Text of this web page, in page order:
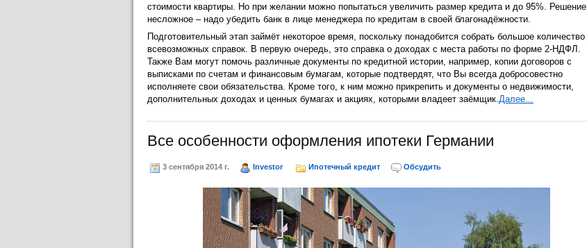
стоимости квартиры. Но при желании можно попытаться увеличить размер кредита и до 95%. Решение
несложное – надо убедить банк в лице менеджера по кредитам в своей благонадёжности.
Подготовительный этап займёт некоторое время, поскольку понадобится собрать большое количество
всевозможных справок. В первую очередь, это справка о доходах с места работы по форме 2-НДФЛ.
Также Вам могут помочь различные документы по кредитной истории, например, копии договоров с
выписками по счетам и финансовым бумагам, которые подтвердят, что Вы всегда добросовестно
исполняете свои обязательства. Кроме того, к ним можно прикрепить и документы о недвижимости,
дополнительных доходах и ценных бумагах и акциях, которыми владеет заёмщик.Далее...
Все особенности оформления ипотеки Германии
3 сентября 2014 г. Investor Ипотечный кредит Обсудить